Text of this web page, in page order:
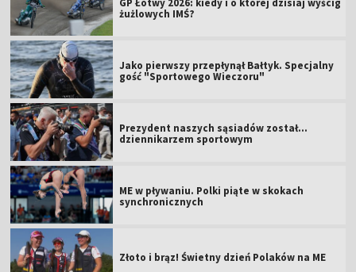
żużlowych IMŚ?
Jako pierwszy przepłynął Bałtyk. Specjalny
gość "Sportowego Wieczoru"
Prezydent naszych sąsiadów został...
dziennikarzem sportowym
ME w pływaniu. Polki piąte w skokach
synchronicznych
Złoto i brąz! Świetny dzień Polaków na ME